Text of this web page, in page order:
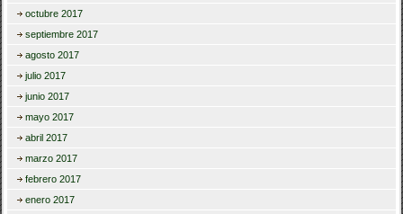
octubre 2017
septiembre 2017
agosto 2017
julio 2017
junio 2017
mayo 2017
abril 2017
marzo 2017
febrero 2017
enero 2017